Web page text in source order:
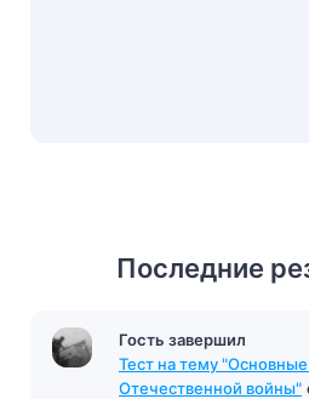
Последние
Гость завершил
Тест на тему
Отечественной войны"